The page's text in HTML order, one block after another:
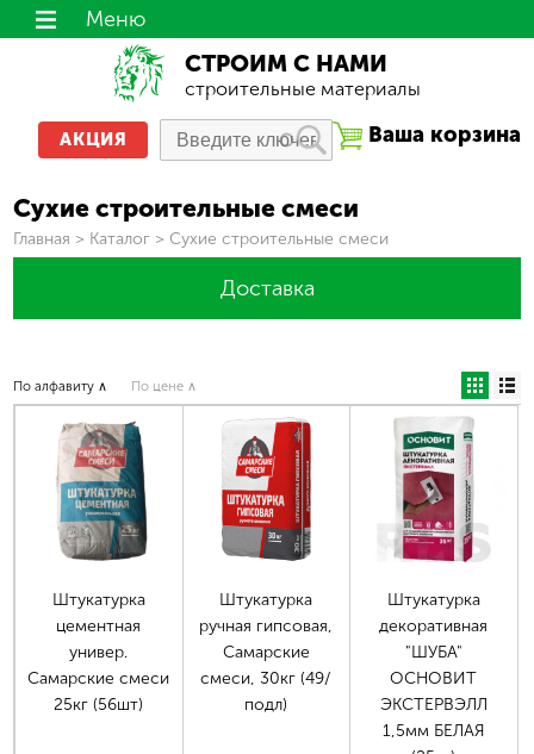
СТРОИМ С НАМИ
строительные материалы
Ваша корзина
АКЦИЯ
Меню
Сухие строительные смеси
Вы здесь
Главная > Каталог > Сухие строительные смеси
Доставка
По алфавиту ∧ По цене ∧
Штукатурка
цементная
универ.
Самарские смеси
25кг (56шт)
Штукатурка
ручная гипсовая,
Самарские
смеси, 30кг (49/
подл)
Штукатурка
декоративная
"ШУБА"
ОСНОВИТ
ЭКСТЕРВЭЛЛ
1,5мм БЕЛАЯ